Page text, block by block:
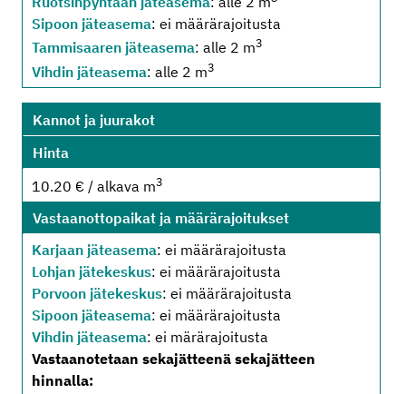
Sipoon jäteasema: ei määrärajoitusta
Tammisaaren jäteasema: alle 2 m3
Vihdin jäteasema: alle 2 m3
Kannot ja juurakot
Hinta
10.20 € / alkava m3
Vastaanottopaikat ja määrärajoitukset
Karjaan jäteasema: ei määrärajoitusta
Lohjan jätekeskus: ei määrärajoitusta
Porvoon jätekeskus: ei määrärajoitusta
Sipoon jäteasema: ei määrärajoitusta
Vihdin jäteasema: ei märärajoitusta
Vastaanotetaan sekajätteenä sekajätteen
hinnalla: